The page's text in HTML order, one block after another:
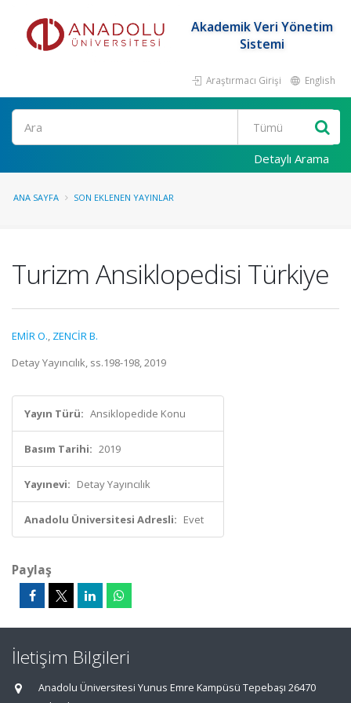
Akademik Veri Yönetim
Sistemi
Araştırmacı Girişi English
Ara
Detaylı Arama
ANA SAYFA SON EKLENEN YAYINLAR
Turizm Ansiklopedisi Türkiye
EMİR O., ZENCİR B.
Detay Yayıncılık, ss.198-198, 2019
Yayın Türü: Ansiklopedide Konu
Basım Tarihi: 2019
Yayınevi: Detay Yayıncılık
Anadolu Üniversitesi Adresli: Evet
Paylaş
İletişim Bilgileri
Anadolu Üniversitesi Yunus Emre Kampüsü Tepebaşı 26470